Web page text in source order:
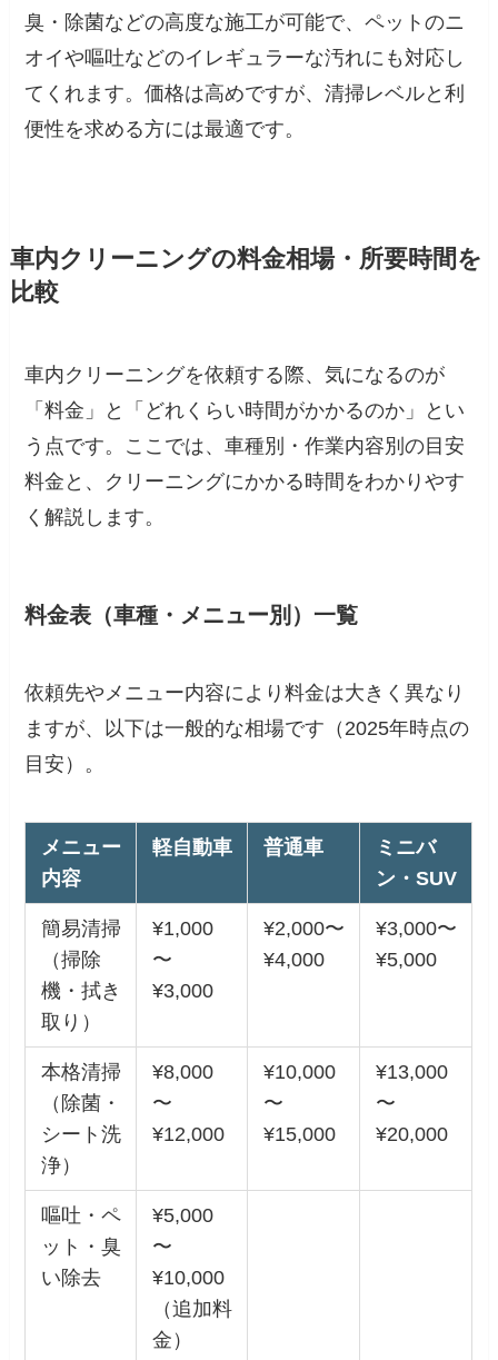
臭・除菌などの高度な施工が可能で、ペットのニ
オイや嘔吐などのイレギュラーな汚れにも対応し
てくれます。価格は高めですが、清掃レベルと利
便性を求める方には最適です。
車内クリーニングの料金相場・所要時間を
比較
車内クリーニングを依頼する際、気になるのが
「料金」と「どれくらい時間がかかるのか」とい
う点です。ここでは、車種別・作業内容別の目安
料金と、クリーニングにかかる時間をわかりやす
く解説します。
料金表（車種・メニュー別）一覧
依頼先やメニュー内容により料金は大きく異なり
ますが、以下は一般的な相場です（2025年時点の
目安）。
メニュー
内容
軽自動車 普通車
ミニバ
ン・SUV
簡易清掃
（掃除
機・拭き
取り）
¥1,000
〜
¥3,000
¥2,000〜
¥4,000
¥3,000〜
¥5,000
本格清掃
（除菌・
シート洗
浄）
¥8,000
〜
¥12,000
¥10,000
〜
¥15,000
¥13,000
〜
¥20,000
嘔吐・ペ
ット・臭
い除去
¥5,000
〜
¥10,000
（追加料
金）